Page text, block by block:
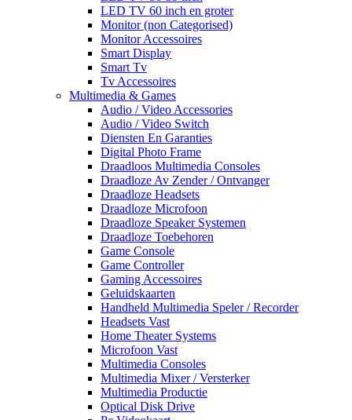
LED TV 60 inch en groter
Monitor (non Categorised)
Monitor Accessoires
Smart Display
Smart Tv
Tv Accessoires
Multimedia & Games
Audio / Video Accessories
Audio / Video Switch
Diensten En Garanties
Digital Photo Frame
Draadloos Multimedia Consoles
Draadloze Av Zender / Ontvanger
Draadloze Headsets
Draadloze Microfoon
Draadloze Speaker Systemen
Draadloze Toebehoren
Game Console
Game Controller
Gaming Accessoires
Geluidskaarten
Handheld Multimedia Speler / Recorder
Headsets Vast
Home Theater Systems
Microfoon Vast
Multimedia Consoles
Multimedia Mixer / Versterker
Multimedia Productie
Optical Disk Drive